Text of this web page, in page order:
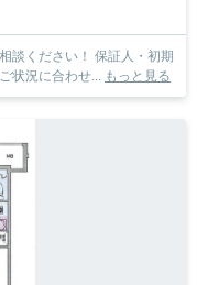
！ 保証人・初期
状況に合わせ...
もっと見る